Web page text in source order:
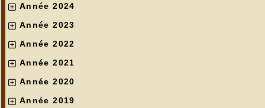
Année 2024
Année 2023
Année 2022
Année 2021
Année 2020
Année 2019